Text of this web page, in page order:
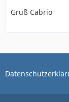
Gruß Cabrio